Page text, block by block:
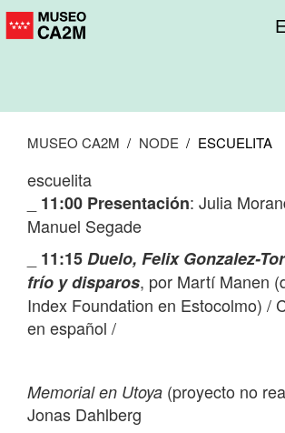
Pasar
al
MUSEO CA2M NODE ESCUELITA
escuelita
11:00 Presentación: Julia
Manuel Segade
11:15Duelo, Felix Gonzalez-
frío y disparos, por Martí Manen
Index Foundation en Estocolmo) /
en español /
Memorial en Utoya (proyecto no
Jonas Dahlberg